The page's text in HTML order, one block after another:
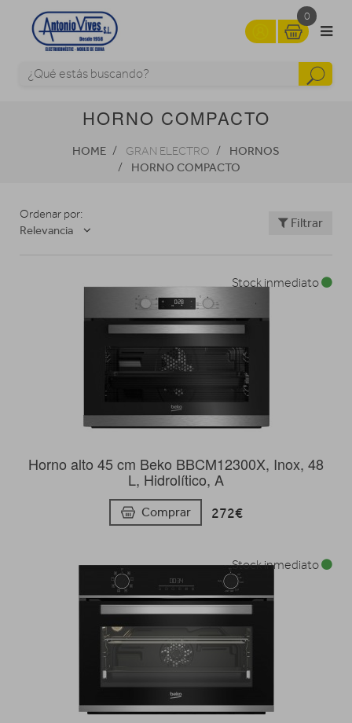
0
HORNO COMPACTO
HOME GRAN ELECTRO
HORNOS
HORNO COMPACTO
Ordenar por:
Relevancia
Filtrar
Horno alto 45 cm Beko BBCM12300X, Inox, 48
L, Hidrolítico, A
Comprar 272€
Stock inmediato
Stock inmediato